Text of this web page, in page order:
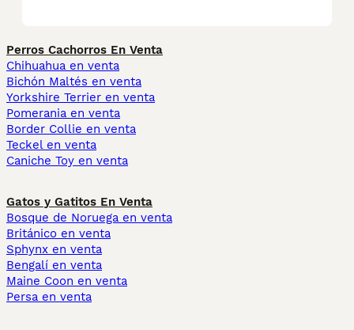
Perros Cachorros En Venta
Chihuahua en venta
Bichón Maltés en venta
Yorkshire Terrier en venta
Pomerania en venta
Border Collie en venta
Teckel en venta
Caniche Toy en venta
Gatos y Gatitos En Venta
Bosque de Noruega en venta
Británico en venta
Sphynx en venta
Bengalí en venta
Maine Coon en venta
Persa en venta